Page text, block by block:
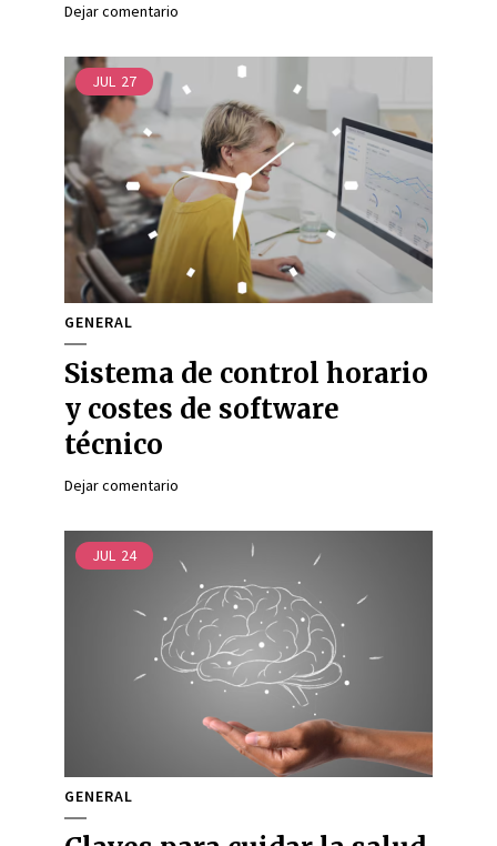
Dejar comentario
JUL 27
GENERAL
Sistema de control horario
y costes de software
técnico
Dejar comentario
JUL 24
GENERAL